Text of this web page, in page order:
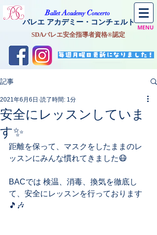
​BalletAcademyConcerto
バレエ アカデミー・コンチェルト
MENU
SDAバレエ安全指導者資格®認定
毎週月曜日更新になりました！
記事
安全にレッスンしていま
す✨
2021年6月6日 読了時間: 1分
距離を保って、マスクをしたままのレ
ッスンにみんな慣れてきました😷
BACでは 検温、消毒、換気を徹底し
て、安全にレッスンを行っております
🎵🎶